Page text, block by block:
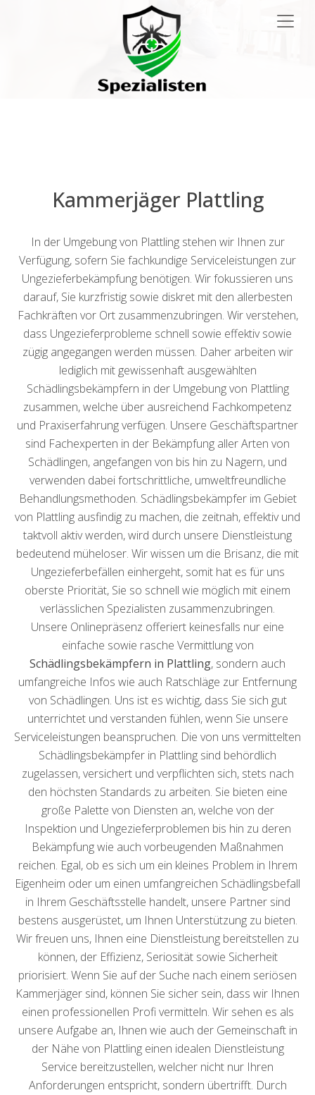
Kammerjäger Plattling
In der Umgebung von Plattling stehen wir Ihnen zur
Verfügung, sofern Sie fachkundige Serviceleistungen zur
Ungezieferbekämpfung benötigen. Wir fokussieren uns
darauf, Sie kurzfristig sowie diskret mit den allerbesten
Fachkräften vor Ort zusammenzubringen. Wir verstehen,
dass Ungezieferprobleme schnell sowie effektiv sowie
zügig angegangen werden müssen. Daher arbeiten wir
lediglich mit gewissenhaft ausgewählten
Schädlingsbekämpfern in der Umgebung von Plattling
zusammen, welche über ausreichend Fachkompetenz
und Praxiserfahrung verfügen. Unsere Geschäftspartner
sind Fachexperten in der Bekämpfung aller Arten von
Schädlingen, angefangen von bis hin zu Nagern, und
verwenden dabei fortschrittliche, umweltfreundliche
Behandlungsmethoden. Schädlingsbekämpfer im Gebiet
von Plattling ausfindig zu machen, die zeitnah, effektiv und
taktvoll aktiv werden, wird durch unsere Dienstleistung
bedeutend müheloser. Wir wissen um die Brisanz, die mit
Ungezieferbefällen einhergeht, somit hat es für uns
oberste Priorität, Sie so schnell wie möglich mit einem
verlässlichen Spezialisten zusammenzubringen.
Unsere Onlinepräsenz offeriert keinesfalls nur eine
einfache sowie rasche Vermittlung von
Schädlingsbekämpfern in Plattling, sondern auch
umfangreiche Infos wie auch Ratschläge zur Entfernung
von Schädlingen. Uns ist es wichtig, dass Sie sich gut
unterrichtet und verstanden fühlen, wenn Sie unsere
Serviceleistungen beanspruchen. Die von uns vermittelten
Schädlingsbekämpfer in Plattling sind behördlich
zugelassen, versichert und verpflichten sich, stets nach
den höchsten Standards zu arbeiten. Sie bieten eine
große Palette von Diensten an, welche von der
Inspektion und Ungezieferproblemen bis hin zu deren
Bekämpfung wie auch vorbeugenden Maßnahmen
reichen. Egal, ob es sich um ein kleines Problem in Ihrem
Eigenheim oder um einen umfangreichen Schädlingsbefall
in Ihrem Geschäftsstelle handelt, unsere Partner sind
bestens ausgerüstet, um Ihnen Unterstützung zu bieten.
Wir freuen uns, Ihnen eine Dienstleistung bereitstellen zu
können, der Effizienz, Seriosität sowie Sicherheit
priorisiert. Wenn Sie auf der Suche nach einem seriösen
Kammerjäger sind, können Sie sicher sein, dass wir Ihnen
einen professionellen Profi vermitteln. Wir sehen es als
unsere Aufgabe an, Ihnen wie auch der Gemeinschaft in
der Nähe von Plattling einen idealen Dienstleistung
Service bereitzustellen, welcher nicht nur Ihren
Anforderungen entspricht, sondern übertrifft. Durch